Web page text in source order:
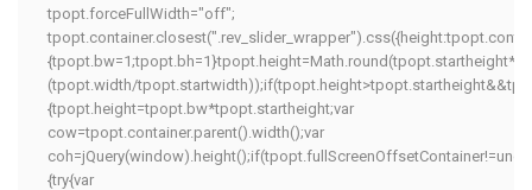
tpopt.forceFullWidth="off";
{tpopt.bw=1;tpopt.bh=1}tpopt.height=Math.round(tpopt.startheight*
(tpopt.width/
{tpopt.height=tpopt.bw*tpopt.startheight;var
cow=tpopt.container.parent().width();var
{try{var